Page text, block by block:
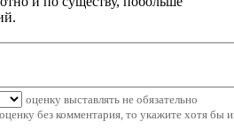
оценку выставлять не обязательно
без комментария, то укажите хотя бы